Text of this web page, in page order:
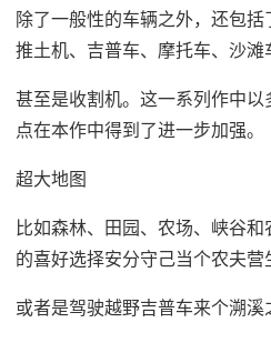
除了一般性的车辆之外，还包括
推土机、吉普车、摩托车、沙滩
甚至是收割机。这一系列作中
点在本作中得到了进一步加强。
超大地图
比如森林、田园、农场、峡谷
的喜好选择安分守己当个农夫营
或者是驾驶越野吉普车来个溯溪